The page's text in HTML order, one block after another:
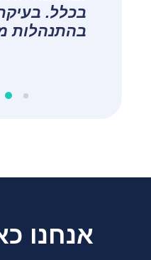
תודה יורם!
בכלל.
בהתנהלות
לירון אליאסוב,
התהליך
תוך חיזוק
אנחנו